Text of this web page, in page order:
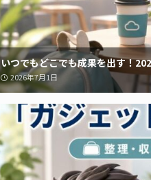
いつでもどこでも成果を出す！
2026年7月1日